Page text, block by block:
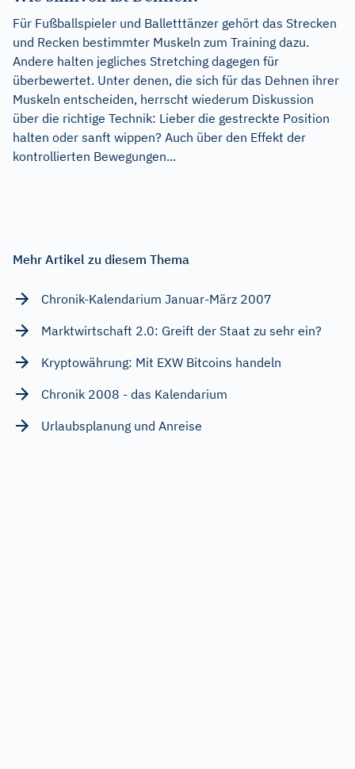
Für Fußballspieler und Balletttänzer gehört das Strecken
und Recken bestimmter Muskeln zum Training dazu.
Andere halten jegliches Stretching dagegen für
überbewertet. Unter denen, die sich für das Dehnen ihrer
Muskeln entscheiden, herrscht wiederum Diskussion
über die richtige Technik: Lieber die gestreckte Position
halten oder sanft wippen? Auch über den Effekt der
kontrollierten Bewegungen...
Mehr Artikel zu diesem Thema
Chronik-Kalendarium Januar-März 2007
Marktwirtschaft 2.0: Greift der Staat zu sehr ein?
Kryptowährung: Mit EXW Bitcoins handeln
Chronik 2008 - das Kalendarium
Urlaubsplanung und Anreise